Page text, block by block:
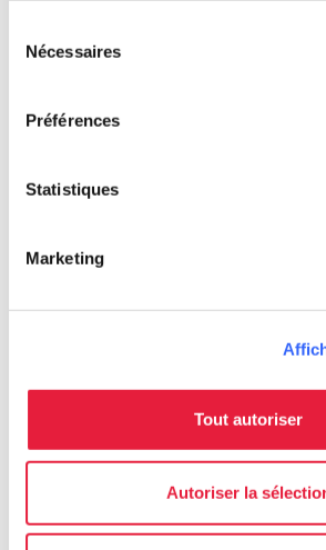
Nécessaires
Préférences
Statistiques
Marketing
Tout autoriser
Autoriser la
Informations
Abbazia di Sant'Antimo
Castelnuovo dell'Abate SI,
language